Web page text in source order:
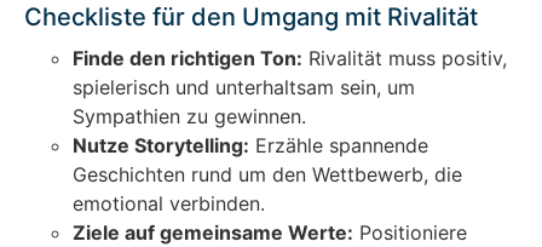
Checkliste für den Umgang mit Rivalität
Finde den richtigen Ton: Rivalität muss positiv,
spielerisch und unterhaltsam sein, um
Sympathien zu gewinnen.
Nutze Storytelling: Erzähle spannende
Geschichten rund um den Wettbewerb, die
emotional verbinden.
Ziele auf gemeinsame Werte: Positioniere